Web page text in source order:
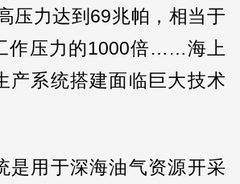
压力达到69兆帕，相当于
作压力的1000倍……海上
产系统搭建面临巨大技术
是用于深海油气资源开采